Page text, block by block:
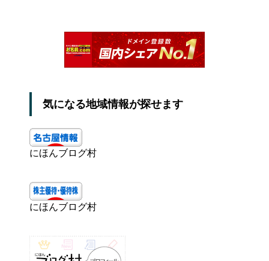
気になる地域情報が探せます
にほんブログ村
にほんブログ村